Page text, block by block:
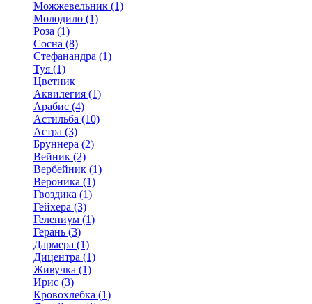
Можжевельник (1)
Молодило (1)
Роза (1)
Сосна (8)
Стефанандра (1)
Туя (1)
Цветник
Аквилегия (1)
Арабис (4)
Астильба (10)
Астра (3)
Бруннера (2)
Вейник (2)
Вербейник (1)
Вероника (1)
Гвоздика (1)
Гейхера (3)
Гелениум (1)
Герань (3)
Дармера (1)
Дицентра (1)
Живучка (1)
Ирис (3)
Кровохлебка (1)